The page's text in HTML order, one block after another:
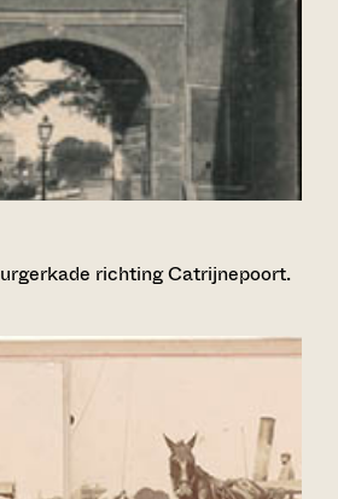
richting Catrijnepoort.